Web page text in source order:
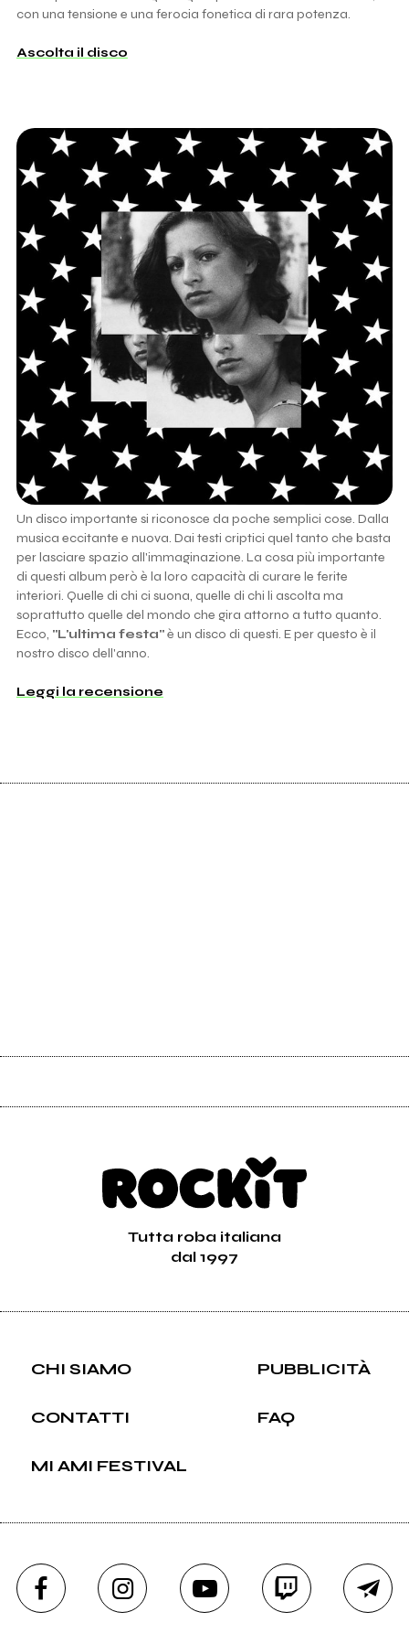
con una tensione e una ferocia fonetica di rara potenza.
Ascolta il disco
Un disco importante si riconosce da poche semplici cose. Dalla
musica eccitante e nuova. Dai testi criptici quel tanto che basta
per lasciare spazio all'immaginazione. La cosa più importante
di questi album però è la loro capacità di curare le ferite
interiori. Quelle di chi ci suona, quelle di chi li ascolta ma
soprattutto quelle del mondo che gira attorno a tutto quanto.
Ecco, "L'ultima festa"è un disco di questi. E per questo è il
nostro disco dell'anno.
Leggi la recensione
Tutta roba italiana
dal 1997
CHI SIAMO PUBBLICITÀ
CONTATTI FAQ
MI AMI FESTIVAL